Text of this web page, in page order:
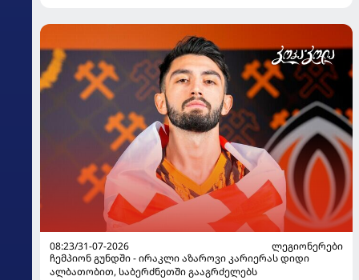
08:23/31-07-2026
ᲚᲔᲒᲘᲝᲜᲔᲠᲔᲑᲘ
ჩემპიონ გუნდში - ირაკლი აზაროვი კარიერას დიდი
ალბათობით, საბერძნეთში გააგრძელებს